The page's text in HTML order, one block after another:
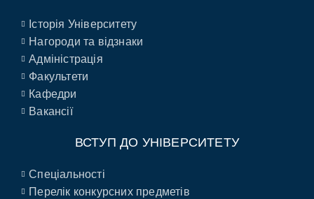
Історія Університету
Нагороди та відзнаки
Адміністрація
Факультети
Кафедри
Вакансії
ВСТУП ДО УНІВЕРСИТЕТУ
Спеціальності
Перелік конкурсних предметів